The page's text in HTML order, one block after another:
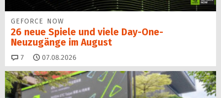
GEFORCE NOW
26 neue Spiele und viele Day-One-
Neuzugänge im August
7 Kommentare
07.08.2026